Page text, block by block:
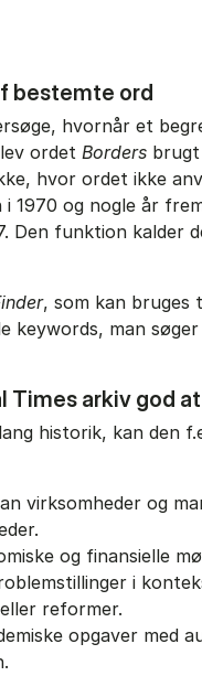
bestemte ord
hvornår et
ordet Borders brugt
hvor ordet ikke
i 1970 og nogle år
Den funktion kalder
, som kan bruges
keywords, man søger
Times arkiv god
historik, kan den
virksomheder og
og finansielle
i
reformer.
opgaver med